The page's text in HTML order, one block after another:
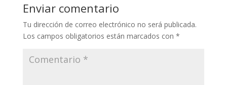
Enviar comentario
Tu dirección de correo electrónico no será publicada.
Los campos obligatorios están marcados con *